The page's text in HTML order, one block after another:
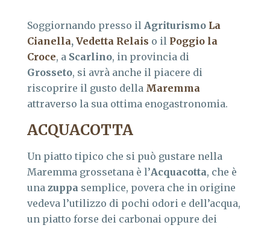
Soggiornando presso il Agriturismo La
Cianella, Vedetta Relais o il Poggio la
Croce, a Scarlino, in provincia di
Grosseto, si avrà anche il piacere di
riscoprire il gusto della Maremma
attraverso la sua ottima enogastronomia.
ACQUACOTTA
Un piatto tipico che si può gustare nella
Maremma grossetana è l’Acquacotta, che è
una zuppa semplice, povera che in origine
vedeva l’utilizzo di pochi odori e dell’acqua,
un piatto forse dei carbonai oppure dei